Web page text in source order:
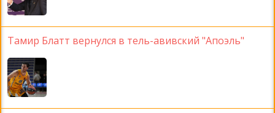
Тамир Блатт вернулся в тель-авивский "Апоэль"